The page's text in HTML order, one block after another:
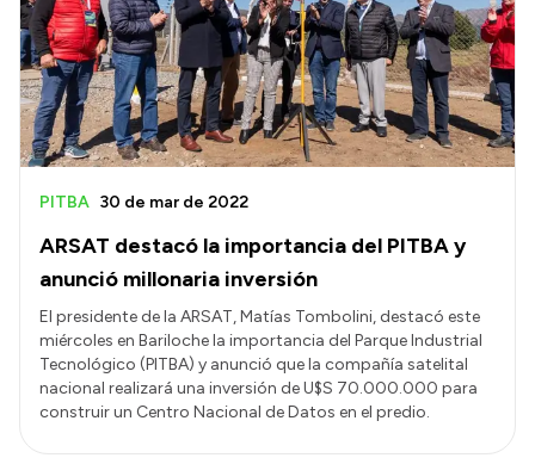
ARSAT destacó la importancia del PITBA y
anunció millonaria inversión
PITBA 30 de mar de 2022
El presidente de la ARSAT, Matías Tombolini, destacó este
miércoles en Bariloche la importancia del Parque Industrial
Tecnológico (PITBA) y anunció que la compañía satelital
nacional realizará una inversión de U$S 70.000.000 para
construir un Centro Nacional de Datos en el predio.